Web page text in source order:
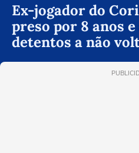
Ex-jogador do
preso por 8 anos
detentos a não